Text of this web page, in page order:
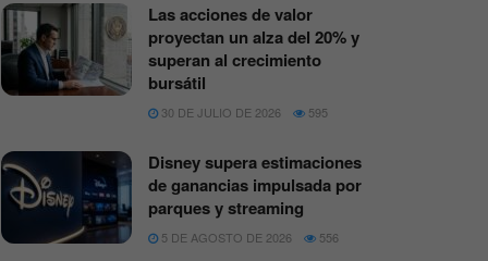
Las acciones de valor
proyectan un alza del 20% y
superan al crecimiento
bursátil
30 DE JULIO DE 2026 595
Disney supera estimaciones
de ganancias impulsada por
parques y streaming
5 DE AGOSTO DE 2026 556